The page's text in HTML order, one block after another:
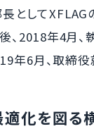
としてXFLAG
、2018年4月
年6月、取締役
適化を図る